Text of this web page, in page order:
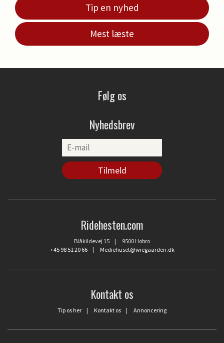
Tip en nyhed
Mest læste
Følg os
Nyhedsbrev
Ridehesten.com
Blåkildevej 15 | 9500 Hobro
+45 98 51 20 66| Mediehuset@wiegaarden.dk
Kontakt os
Tip os her | Kontakt os | Annoncering